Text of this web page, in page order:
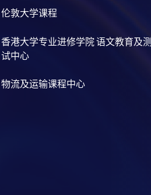
伦敦大学课程
香港大学专业进修学院 语文教育及测
试中心
物流及运输课程中心